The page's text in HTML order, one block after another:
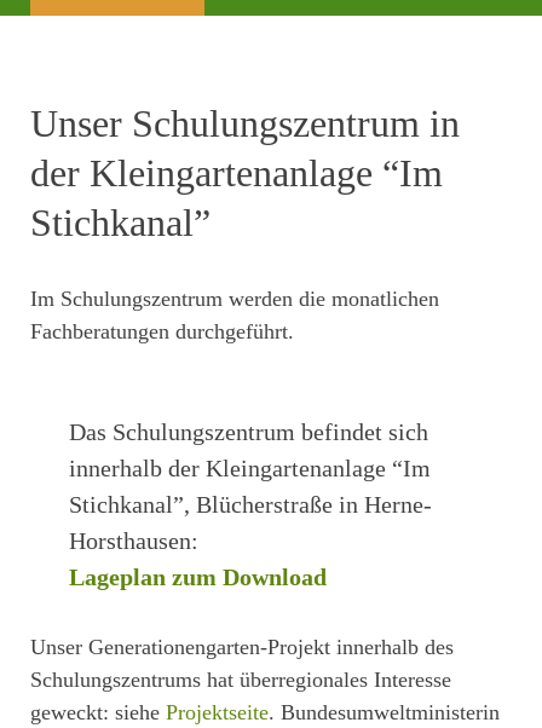
Unser Schulungszentrum in
der Kleingartenanlage “Im
Stichkanal”
Im Schulungszentrum werden die monatlichen
Fachberatungen durchgeführt.
Das Schulungszentrum befindet sich
innerhalb der Kleingartenanlage “Im
Stichkanal”, Blücherstraße in Herne-
Horsthausen:
Lageplan zum Download
Unser Generationengarten-Projekt innerhalb des
Schulungszentrums hat überregionales Interesse
geweckt: siehe Projektseite. Bundesumweltministerin